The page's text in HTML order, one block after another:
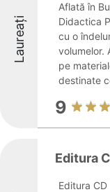
Laureați
Aflată în
Didactica
cu o
volumelor.
pe
destinate
9
Editura
Editura